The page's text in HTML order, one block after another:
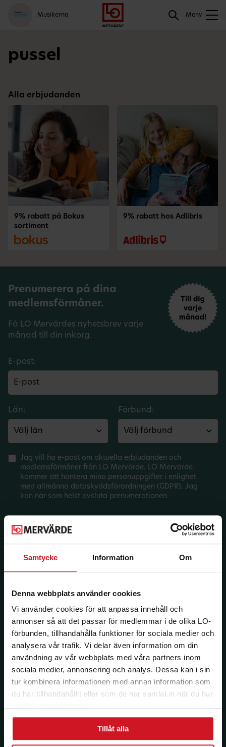
Samtycke Information Om
Denna webbplats använder cookies
Vi använder cookies för att anpassa innehåll och
annonser så att det passar för medlemmar i de olika LO-
förbunden, tillhandahålla funktioner för sociala medier och
analysera vår trafik. Vi delar även information om din
användning av vår webbplats med våra partners inom
sociala medier, annonsering och analys. Dessa kan i sin
tur kombinera informationen med annan information som
du har tillhandahållit eller som de har samlat in när du har
Tillåt alla
Gå
till
meny
Logga
in
Hoppa
till
innehåll
Musikerna Meny
Sök
pussel
Alla erbjudanden
9% rabatt på Bokus
sortiment
9% rabatt hos Adlibris
Prenumerera på dina
medlemsförmåner.
Få LO Mervärdes nyhetsbrev varje
månad till din inkorg.
E-post:
Län: Förbund:
Jag vill ha e-post om aktuella erbjudanden och
medlemsförmåner från LO Mervärde. LO Mervärde
kommer att hantera mina personuppgifter i enlighet
med allmänna dataskyddsförordningen (GDPR). Jag
kan när som helst avsluta prenumerationen.